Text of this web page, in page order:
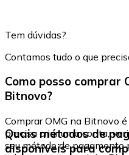
Tem dúvidas?
Contamos tudo o que
Como posso comprar
Bitnovo?
Comprar OMG na Bitnovo
precisa criar uma conta,
seu método de pagamento
Quais métodos de
disponíveis para